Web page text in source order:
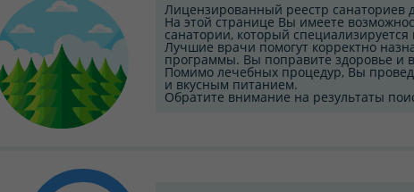
Лицензированный реестр санаториев
На этой странице Вы имеете
санатории, который
Лучшие врачи помогут корректно
программы. Вы поправите здоровье и
Помимо лечебных процедур, Вы
и вкусным питанием.
Обратите внимание на результаты